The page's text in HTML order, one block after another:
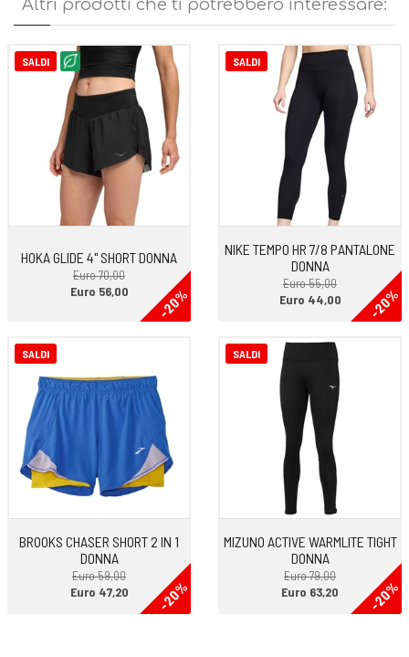
Altri prodotti che ti potrebbero interessare:
SALDI
HOKA GLIDE 4" SHORT DONNA
Euro 70,00
-20%
Euro 56,00
SALDI
NIKE TEMPO HR 7/8 PANTALONE
DONNA
Euro 55,00
-20%
Euro 44,00
SALDI
BROOKS CHASER SHORT 2 IN 1
DONNA
Euro 59,00
-20%
Euro 47,20
SALDI
MIZUNO ACTIVE WARMLITE TIGHT
DONNA
Euro 79,00
-20%
Euro 63,20